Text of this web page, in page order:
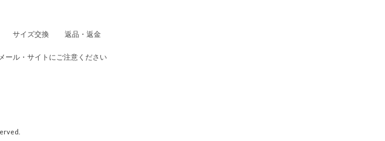
サイズ交換 返品・返金
ール・サイトにご注意ください